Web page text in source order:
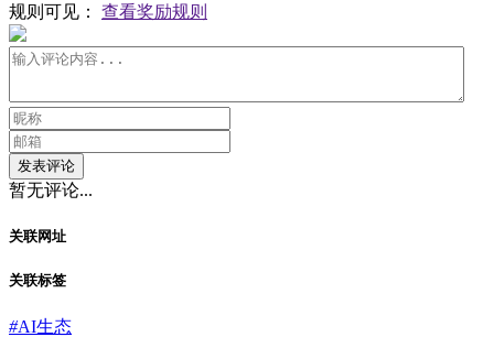
规则可见： 查看奖励规则
发表评论
暂无评论...
关联网址
关联标签
#AI生态